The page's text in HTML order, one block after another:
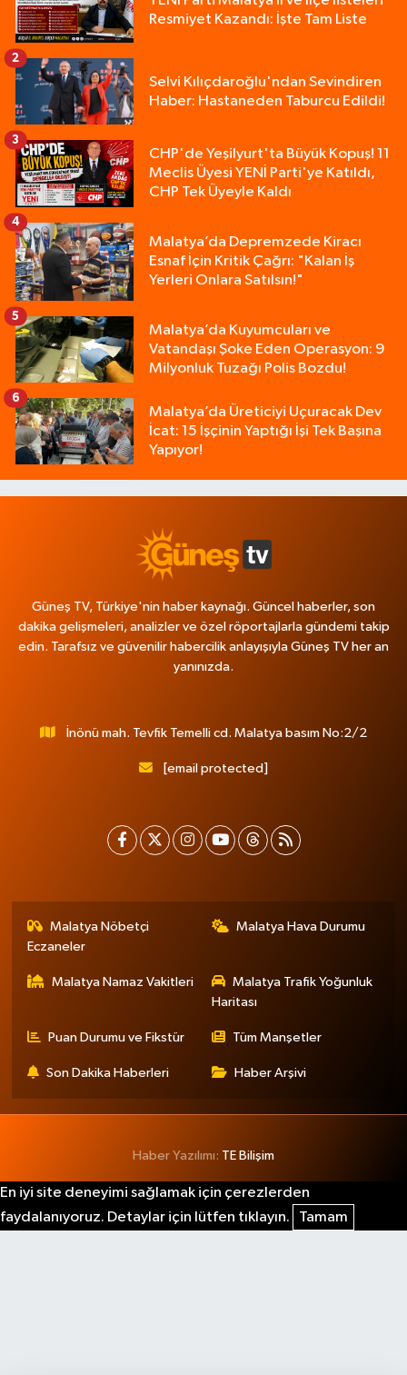
Resmiyet Kazandı: İşte Tam Liste
Selvi Kılıçdaroğlu'ndan Sevindiren
Haber: Hastaneden Taburcu Edildi!
2
CHP'de Yeşilyurt'ta Büyük Kopuş! 11
Meclis Üyesi YENİ Parti'ye Katıldı,
CHP Tek Üyeyle Kaldı
3
Malatya’da Depremzede Kiracı
Esnaf İçin Kritik Çağrı: "Kalan İş
Yerleri Onlara Satılsın!"
4
Malatya’da Kuyumcuları ve
Vatandaşı Şoke Eden Operasyon: 9
Milyonluk Tuzağı Polis Bozdu!
5
Malatya’da Üreticiyi Uçuracak Dev
İcat: 15 İşçinin Yaptığı İşi Tek Başına
Yapıyor!
6
Güneş TV, Türkiye'nin haber kaynağı. Güncel haberler, son
dakika gelişmeleri, analizler ve özel röportajlarla gündemi takip
edin. Tarafsız ve güvenilir habercilik anlayışıyla Güneş TV her an
yanınızda.
İnönü mah. Tevfik Temelli cd. Malatya basım No:2/2
[email protected]
Malatya Nöbetçi
Eczaneler
Malatya Hava Durumu
Malatya Namaz Vakitleri
Malatya Trafik Yoğunluk
Haritası
Puan Durumu ve Fikstür Tüm Manşetler
Son Dakika Haberleri Haber Arşivi
Haber Yazılımı: TE Bilişim
En iyi site deneyimi sağlamak için çerezlerden
faydalanıyoruz. Detaylar için lütfen tıklayın.
Tamam